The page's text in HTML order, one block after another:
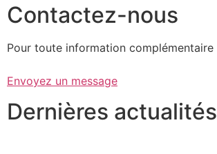
Contactez-nous
Pour toute information complémentaire
Envoyez un message
Dernières actualités